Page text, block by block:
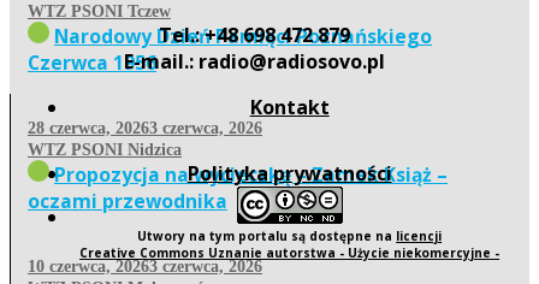
WTZ PSONI Tczew
Narodowy Dzień Pamięci Poznańskiego
Czerwca 1956
28 czerwca, 20263 czerwca, 2026
WTZ PSONI Nidzica
Propozycja na wycieczkę – Zamek Książ –
oczami przewodnika
10 czerwca, 20263 czerwca, 2026
Tel.: +48 698 472 879
E-mail.: radio@radiosovo.pl
Kontakt
Polityka prywatności
Utwory na tym portalu są dostępne na licencji
Creative Commons Uznanie autorstwa - Użycie niekomercyjne -